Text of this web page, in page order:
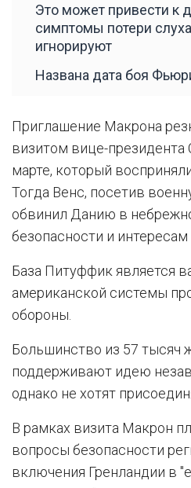
Это может привести к
симптомы потери
игнорируют
Названа дата боя
Приглашение Макрона
визитом вице-
марте, который
Тогда Венс, посетив
обвинил Данию в
безопасности и интересам
База Питуффик является
американской системы
обороны.
Большинство из 57 тысяч
поддерживают идею
однако не хотят
В рамках визита Макрон
вопросы безопасности
включения Гренландии в